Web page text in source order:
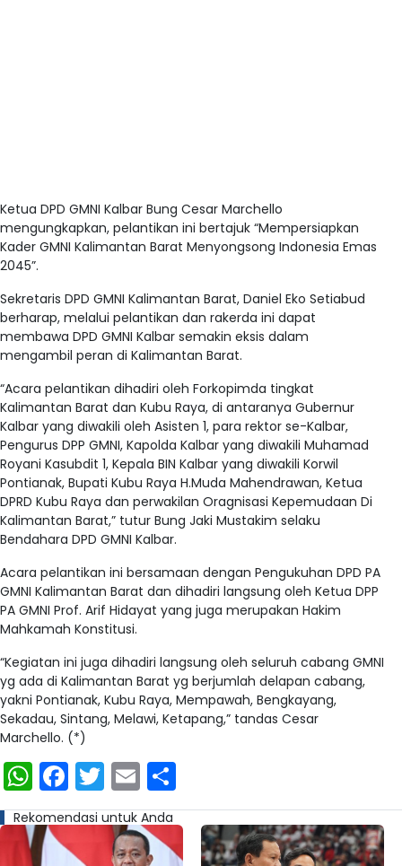
Ketua DPD GMNI Kalbar Bung Cesar Marchello
mengungkapkan, pelantikan ini bertajuk “Mempersiapkan
Kader GMNI Kalimantan Barat Menyongsong Indonesia Emas
2045”.
Sekretaris DPD GMNI Kalimantan Barat, Daniel Eko Setiabud
berharap, melalui pelantikan dan rakerda ini dapat
membawa DPD GMNI Kalbar semakin eksis dalam
mengambil peran di Kalimantan Barat.
“Acara pelantikan dihadiri oleh Forkopimda tingkat
Kalimantan Barat dan Kubu Raya, di antaranya Gubernur
Kalbar yang diwakili oleh Asisten 1, para rektor se-Kalbar,
Pengurus DPP GMNI, Kapolda Kalbar yang diwakili Muhamad
Royani Kasubdit 1, Kepala BIN Kalbar yang diwakili Korwil
Pontianak, Bupati Kubu Raya H.Muda Mahendrawan, Ketua
DPRD Kubu Raya dan perwakilan Oragnisasi Kepemudaan Di
Kalimantan Barat,” tutur Bung Jaki Mustakim selaku
Bendahara DPD GMNI Kalbar.
Acara pelantikan ini bersamaan dengan Pengukuhan DPD PA
GMNI Kalimantan Barat dan dihadiri langsung oleh Ketua DPP
PA GMNI Prof. Arif Hidayat yang juga merupakan Hakim
Mahkamah Konstitusi.
“Kegiatan ini juga dihadiri langsung oleh seluruh cabang GMNI
yg ada di Kalimantan Barat yg berjumlah delapan cabang,
yakni Pontianak, Kubu Raya, Mempawah, Bengkayang,
Sekadau, Sintang, Melawi, Ketapang,” tandas Cesar
Marchello. (*)
WhatsApp
Facebook
Twitter
Email
Rekomendasi untuk Anda